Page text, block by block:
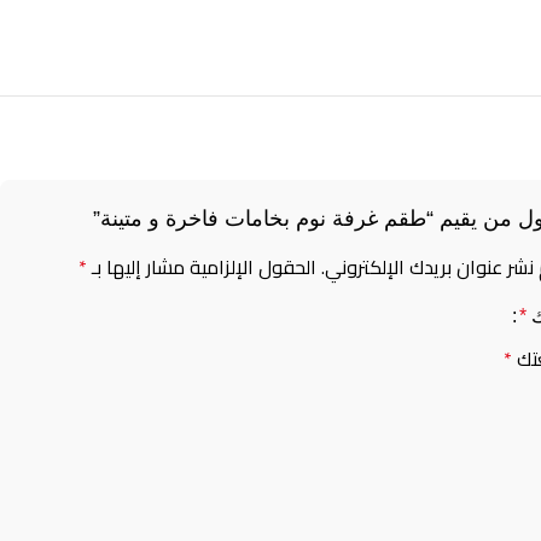
من يقيم “طقم غرفة نوم بخامات فاخرة و متينة”
نشر عنوان بريدك الإلكتروني. الحقول الإلزامية مشار إليها بـ*
*
*